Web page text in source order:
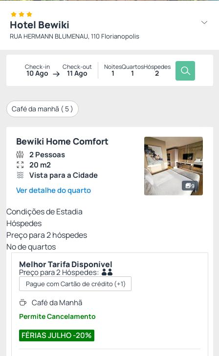
Hotel Bewiki
RUA HERMANN BLUMENAU, 110 Florianopolis
Check-in
10 Ago
Check-out
11 Ago
Noites
1
Quartos
1
Hóspedes
2
Café da manhã ( 5)
9
Bewiki Home Comfort
2 Pessoas
20 m2
Vista para a Cidade
Ver detalhe do quarto
Condições de Estadia
Hóspedes
Preço para2hóspedes
Nº de quartos
Melhor Tarifa Disponível
Preço para 2 Hóspedes:
Pague com Cartão de crédito(+1)
FÉRIAS JULHO -20%
Café da Manhã
Permite Cancelamento